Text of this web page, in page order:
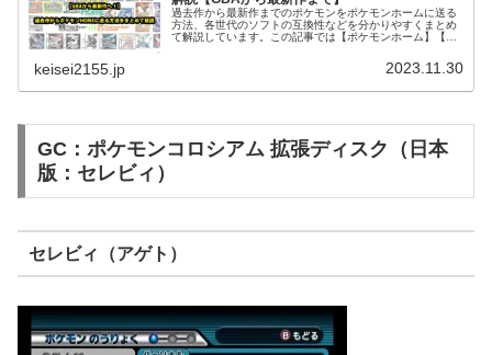
過去作から最新作までのポケモンをポケモンホームに送る
方法、各世代のソフトの互換性などを分かりやすくまとめ
て解説しています。この記事では【ポケモンホーム】【ポ
keisei2155.jp 2023.11.30
GC：ポケモンコロシアム 拡張ディスク（日本
版：セレビィ）
セレビィ（アゲト）